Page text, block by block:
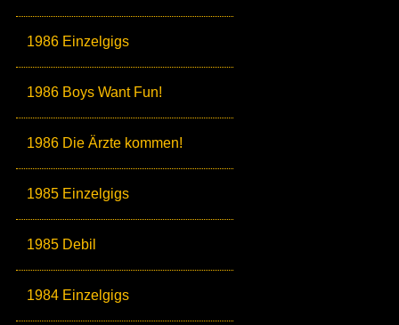
1986 Einzelgigs
1986 Boys Want Fun!
1986 Die Ärzte kommen!
1985 Einzelgigs
1985 Debil
1984 Einzelgigs